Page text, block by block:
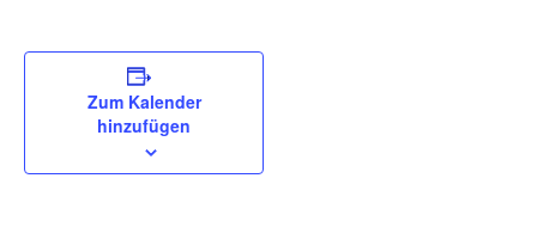
Zum Kalender
hinzufügen